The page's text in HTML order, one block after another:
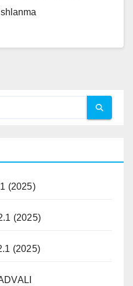
(2025)
(2025)
(2025)